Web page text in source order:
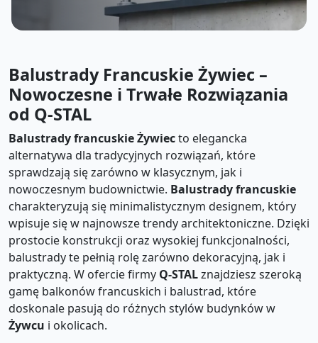
Balustrady Francuskie Żywiec –
Nowoczesne i Trwałe Rozwiązania
od Q-STAL
Balustrady francuskie Żywiecto elegancka
alternatywa dla tradycyjnych rozwiązań, które
sprawdzają się zarówno w klasycznym, jak i
nowoczesnym budownictwie. Balustrady francuskie
charakteryzują się minimalistycznym designem, który
wpisuje się w najnowsze trendy architektoniczne. Dzięki
prostocie konstrukcji oraz wysokiej funkcjonalności,
balustrady te pełnią rolę zarówno dekoracyjną, jak i
praktyczną. W ofercie firmy Q-STALznajdziesz szeroką
gamę balkonów francuskich i balustrad, które
doskonale pasują do różnych stylów budynków w
Żywcu i okolicach.